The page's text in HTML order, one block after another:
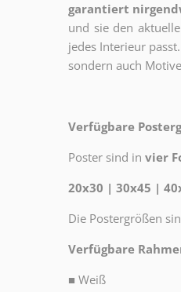
garantiert
und sie den
jedes Interieur
sondern auch
Verfügbare
Poster sind in vier
20x30 | 30x45 |
Die Postergrößen
Verfügbare
■ Weiß